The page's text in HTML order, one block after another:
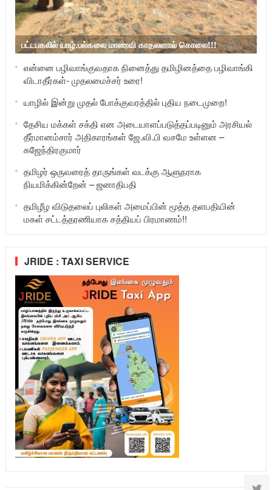
பட்டபகலில் யாழ்.பல்கலை மாணவி காதலனால் கொலை!!!
என்னை பழிவாங்குவதாக நினைத்து தமிழினத்தை பழிவாங்கி
விடாதீர்கள்- முதலமைச்சர் உரை!
யாழில் இன்று முதல் போக்குவரத்தில் புதிய நடைமுறை!
தேசிய மக்கள் சக்தி என அடையாளப்படுத்தப்படினும் அரசியல்
தீர்மானம்சார் அதிகாரங்கள் ஜே.வி.பி வசமே உள்ளன –
கஜேந்திரகுமார்
தமிழர் ஒருவரைத் தாருங்கள் வடக்கு ஆளுநராக
நியமிக்கின்றேன் – ஜனாதிபதி
தமிழீழ விடுதலைப் புலிகள் அமைப்பின் மூத்த தளபதியின்
மகள் சட்டத்தரணியாக சத்தியப் பிரமாணம்!!
JRIDE : TAXI SERVICE